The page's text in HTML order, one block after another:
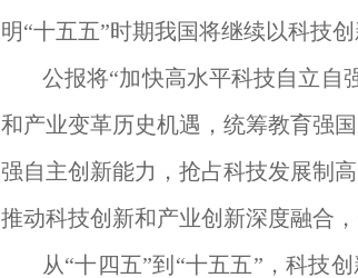
明“十五五”时期我国将继续以科技
公报将“加快高水平科技自立自
和产业变革历史机遇，统筹教育强
强自主创新能力，抢占科技发展制
推动科技创新和产业创新深度融合
从“十四五”到“十五五”，科技